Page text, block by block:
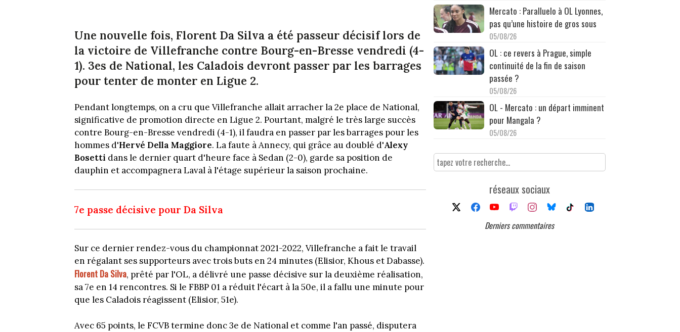
Une nouvelle fois, Florent Da Silva a été passeur décisif lors de
la victoire de Villefranche contre Bourg-en-Bresse vendredi (4-
1). 3es de National, les Caladois devront passer par les barrages
pour tenter de monter en Ligue 2.
Pendant longtemps, on a cru que Villefranche allait arracher la 2e place de National,
significative de promotion directe en Ligue 2. Pourtant, malgré le très large succès
contre Bourg-en-Bresse vendredi (4-1), il faudra en passer par les barrages pour les
hommes d'Hervé Della Maggiore. La faute à Annecy, qui grâce au doublé d'Alexy
Bosetti dans le dernier quart d'heure face à Sedan (2-0), garde sa position de
dauphin et accompagnera Laval à l'étage supérieur la saison prochaine.
7e passe décisive pour Da Silva
Sur ce dernier rendez-vous du championnat 2021-2022, Villefranche a fait le travail
en régalant ses supporteurs avec trois buts en 24 minutes (Elisior, Khous et Dabasse).
Florent Da Silva, prêté par l'OL, a délivré une passe décisive sur la deuxième réalisation,
sa 7e en 14 rencontres. Si le FBBP 01 a réduit l'écart à la 50e, il a fallu une minute pour
que les Caladois réagissent (Elisior, 51e).
Avec 65 points, le FCVB termine donc 3e de National et comme l'an passé, disputera
Mercato : Paralluelo à OL Lyonnes,
pas qu’une histoire de gros sous
05/08/26
OL : ce revers à Prague, simple
continuité de la fin de saison
passée ?
05/08/26
OL - Mercato : un départ imminent
pour Mangala ?
05/08/26
réseaux sociaux
Derniers commentaires